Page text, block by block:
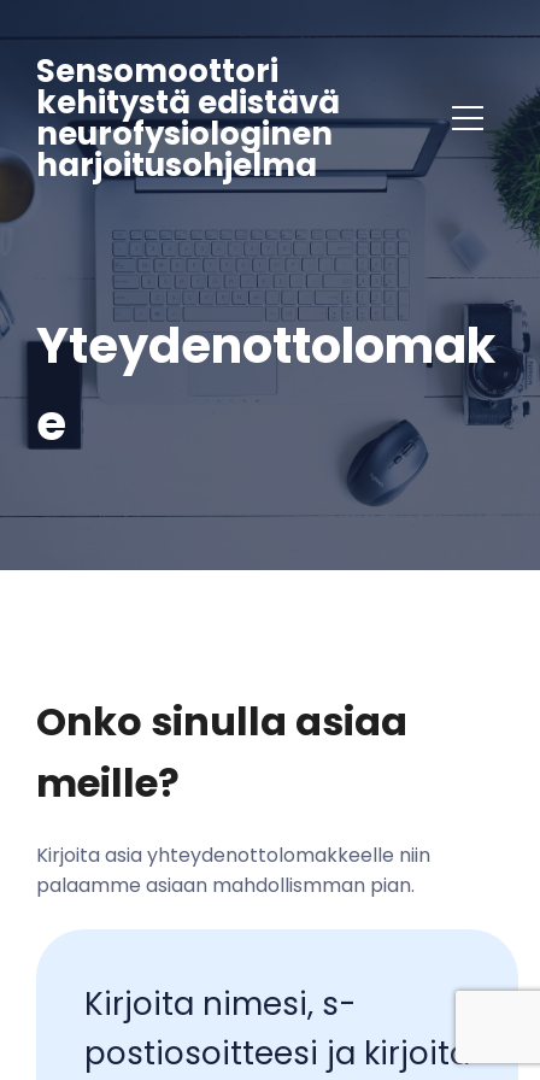
Sensomoottori
kehitystä edistävä
neurofysiologinen
harjoitusohjelma
Yteydenottolomak
e
Onko sinulla asiaa
meille?
Kirjoita asia yhteydenottolomakkeelle niin
palaamme asiaan mahdollismman pian.
Kirjoita nimesi, s-
postiosoitteesi ja kirjoita